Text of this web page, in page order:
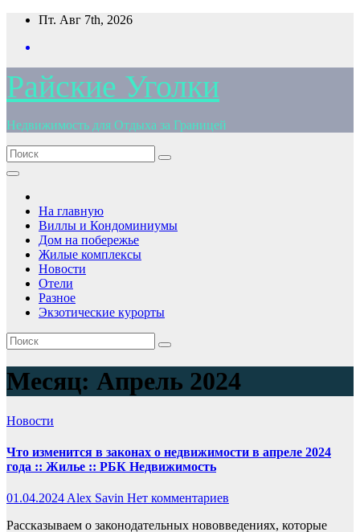
Перейти
содержимому
Пт. Авг 7th, 2026
Райские Уголки
Недвижимость для Отдыха за Границей
На главную
Виллы и Кондоминиумы
Дом на побережье
Жилые комплексы
Новости
Отели
Разное
Экзотические курорты
Месяц: Апрель 2024
Новости
Что изменится в законах о недвижимости в апреле 2024
года :: Жилье :: РБК Недвижимость
01.04.2024Alex Savin Нет комментариев
Рассказываем о законодательных нововведениях, которые